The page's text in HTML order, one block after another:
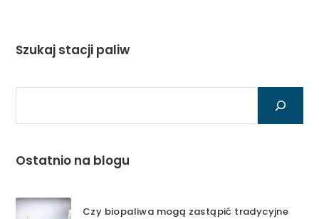
Szukaj stacji paliw
Ostatnio na blogu
Czy biopaliwa mogą zastąpić tradycyjne